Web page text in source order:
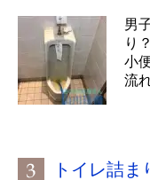
男
り
小
流
トイレ詰